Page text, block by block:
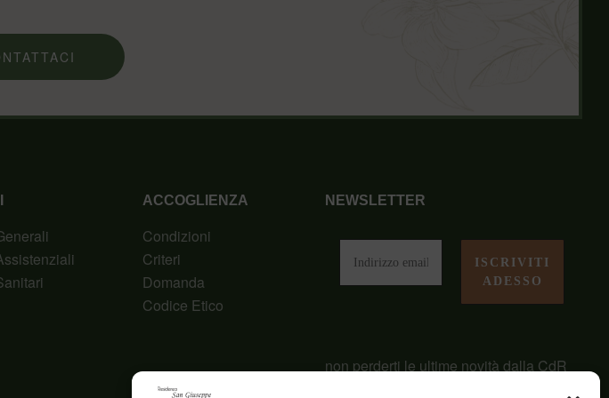
ACCOGLIENZA
Condizioni
Criteri
Domanda
Codice Etico
NEWSLETTER
non perderti le ultime novità dalla CdR